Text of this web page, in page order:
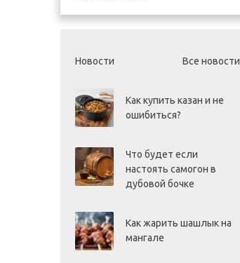
Новости Все новости
Как купить казан и не
ошибиться?
Что будет если
настоять самогон в
дубовой бочке
Как жарить шашлык на
мангале